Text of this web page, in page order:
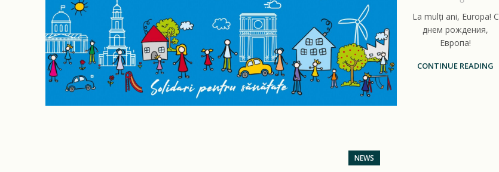
La mulți ani, Europa! С
днем рождения,
Европа!
CONTINUE READING
NEWS